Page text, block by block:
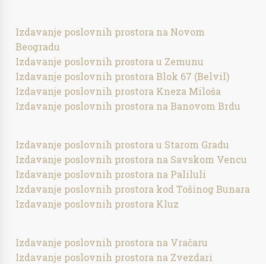
Izdavanje poslovnih prostora na Novom
Beogradu
Izdavanje poslovnih prostora u Zemunu
Izdavanje poslovnih prostora Blok 67 (Belvil)
Izdavanje poslovnih prostora Kneza Miloša
Izdavanje poslovnih prostora na Banovom Brdu
Izdavanje poslovnih prostora u Starom Gradu
Izdavanje poslovnih prostora na Savskom Vencu
Izdavanje poslovnih prostora na Paliluli
Izdavanje poslovnih prostora kod Tošinog Bunara
Izdavanje poslovnih prostora Kluz
Izdavanje poslovnih prostora na Vračaru
Izdavanje poslovnih prostora na Zvezdari